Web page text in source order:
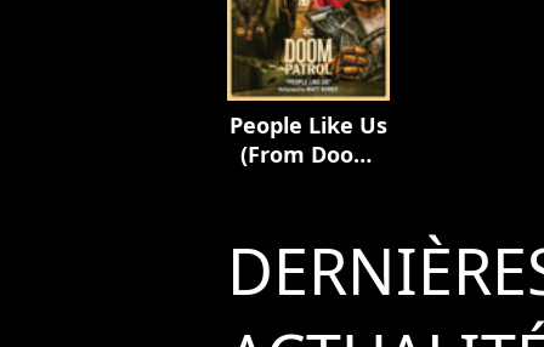
People Like Us
(From Doom